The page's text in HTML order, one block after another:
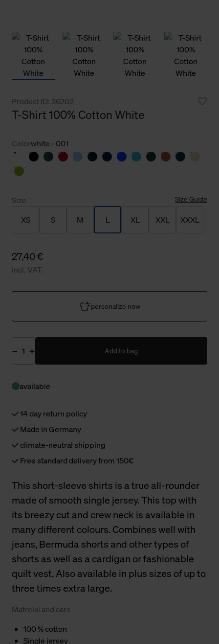
Product ID: 36202
T-Shirt 100% Cotton White
Colorwhite - 001
Size Size Guide
XS S M L XL XXL XXXL
27,40 €
incl. VAT.
personalize now
Add to bag
available
14 day return policy
Made in Germany
climate-neutral shipping
Free standard delivery from 150€
This short-sleeve shirts is a true all-rounder
made of smooth single jersey. This top with
its breezy cut and crew neck is available in
many different colours. Combines well with
jeans, Bermuda shorts and other types of
shorts as well as a cardigan or fashionable
quilt vest. Also available in plus sizes of up to
three times extra large.
Matreial and care
100 % cotton
Single jersey